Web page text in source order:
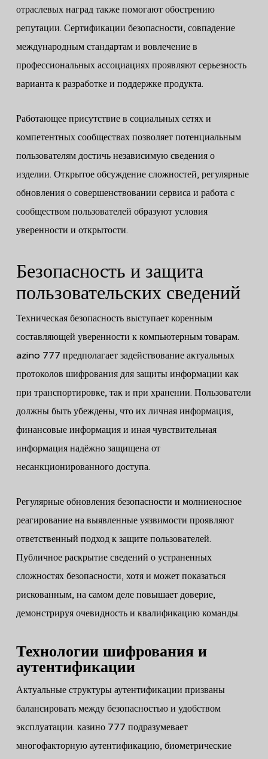
отраслевых наград также помогают обострению
репутации. Сертификации безопасности, совпадение
международным стандартам и вовлечение в
профессиональных ассоциациях проявляют серьезность
варианта к разработке и поддержке продукта.
Работающее присутствие в социальных сетях и
компетентных сообществах позволяет потенциальным
пользователям достичь независимую сведения о
изделии. Открытое обсуждение сложностей, регулярные
обновления о совершенствовании сервиса и работа с
сообществом пользователей образуют условия
уверенности и открытости.
Безопасность и защита
пользовательских сведений
Техническая безопасность выступает коренным
составляющей уверенности к компьютерным товарам.
azino 777 предполагает задействование актуальных
протоколов шифрования для защиты информации как
при транспортировке, так и при хранении. Пользователи
должны быть убеждены, что их личная информация,
финансовые информация и иная чувствительная
информация надёжно защищена от
несанкционированного доступа.
Регулярные обновления безопасности и молниеносное
реагирование на выявленные уязвимости проявляют
ответственный подход к защите пользователей.
Публичное раскрытие сведений о устраненных
сложностях безопасности, хотя и может показаться
рискованным, на самом деле повышает доверие,
демонстрируя очевидность и квалификацию команды.
Технологии шифрования и
аутентификации
Актуальные структуры аутентификации призваны
балансировать между безопасностью и удобством
эксплуатации. казино 777 подразумевает
многофакторную аутентификацию, биометрические